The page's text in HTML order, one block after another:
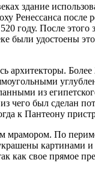
здание
Ренессанса после
году. После
были удостоены
архитекторы. Более
из
чего был сделан
к Пантеону
По
картинами
как свое прямое